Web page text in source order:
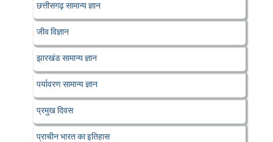
छत्तीसगढ़ सामान्य ज्ञान
जीव विज्ञान
झारखंड सामान्य ज्ञान
पर्यावरण सामान्य ज्ञान
प्रमुख दिवस
प्राचीन भारत का इतिहास